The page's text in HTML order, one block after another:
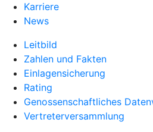
Karriere
News
Leitbild
Zahlen und Fakten
Einlagensicherung
Rating
Genossenschaftliches
Vertreterversammlung